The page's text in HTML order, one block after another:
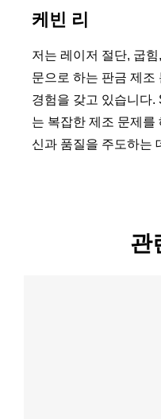
케빈 리
저는 레이저 절단, 굽
문으로 하는 판금 제조
경험을 갖고 있습니다.
는 복잡한 제조 문제를
신과 품질을 주도하는
관